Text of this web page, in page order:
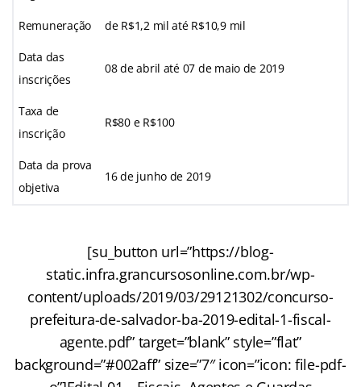
Remuneração de R$1,2 mil até R$10,9 mil
Data das
inscrições
08 de abril até 07 de maio de 2019
Taxa de
inscrição
R$80 e R$100
Data da prova
objetiva
16 de junho de 2019
[su_button url=”https://blog-
static.infra.grancursosonline.com.br/wp-
content/uploads/2019/03/29121302/concurso-
prefeitura-de-salvador-ba-2019-edital-1-fiscal-
agente.pdf” target=”blank” style=”flat”
background=”#002aff” size=”7″ icon=”icon: file-pdf-